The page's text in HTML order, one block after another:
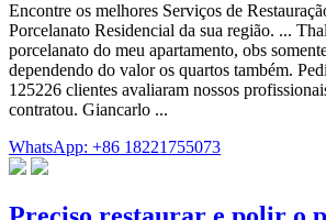
Encontre os melhores Serviços de
Porcelanato Residencial da sua região. ...
porcelanato do meu apartamento, obs
dependendo do valor os quartos também.
125226 clientes avaliaram nossos
contratou. Giancarlo ...
WhatsApp: +86 18221755073